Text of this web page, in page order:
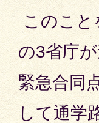
このこと
の3省庁
緊急合同
して通学